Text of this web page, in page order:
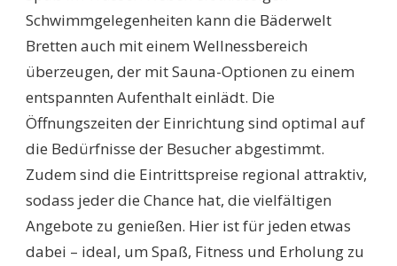
Schwimmgelegenheiten kann die Bäderwelt
Bretten auch mit einem Wellnessbereich
überzeugen, der mit Sauna-Optionen zu einem
entspannten Aufenthalt einlädt. Die
Öffnungszeiten der Einrichtung sind optimal auf
die Bedürfnisse der Besucher abgestimmt.
Zudem sind die Eintrittspreise regional attraktiv,
sodass jeder die Chance hat, die vielfältigen
Angebote zu genießen. Hier ist für jeden etwas
dabei – ideal, um Spaß, Fitness und Erholung zu